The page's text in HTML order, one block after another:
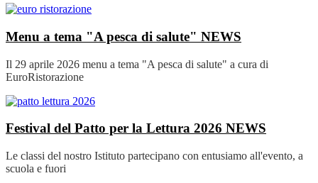
Menu a tema "A pesca di salute" NEWS
Il 29 aprile 2026 menu a tema "A pesca di salute" a cura di
EuroRistorazione
Festival del Patto per la Lettura 2026 NEWS
Le classi del nostro Istituto partecipano con entusiamo all'evento, a
scuola e fuori